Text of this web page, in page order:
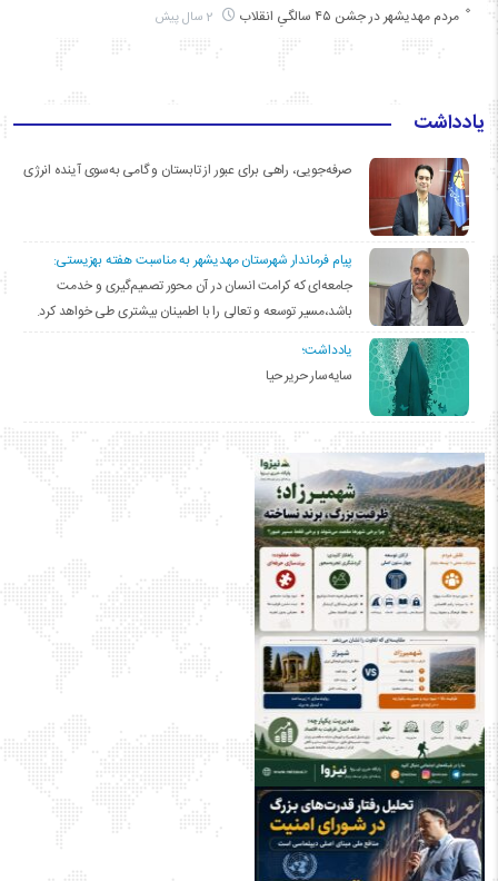
مردم مهدیشهر در جشن ۴۵ سالگیِ انقلاب
یادداشت
صرفه‌جویی، راهی برای عبور از تابستان و گامی به‌سوی آینده انرژی
پیام فرماندار شهرستان مهدیشهر به مناسبت هفته بهزیستی:
جامعه‌ای که کرامت انسان در آن محور تصمیم‌گیری و خدمت
باشد،مسیر توسعه و تعالی را با اطمینان بیشتری طی خواهد کرد.
یادداشت؛
سایه‌سار حریر حیا